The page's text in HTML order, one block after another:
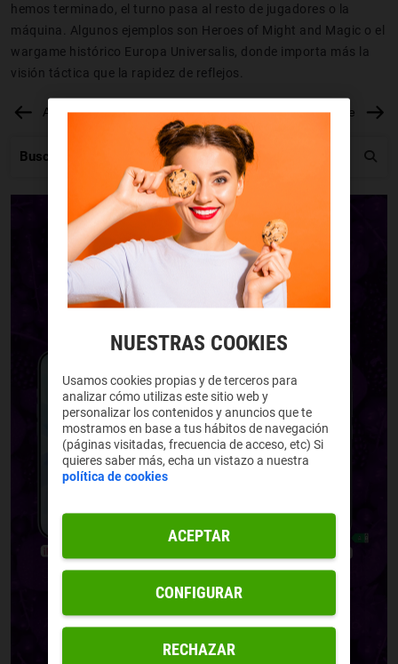
hemos terminado, el turno pasa al resto de jugadores o la
máquina. Algunos ejemplos son Heroes of Might and Magic o el
wargame histórico Europa Universalis, donde importa más la
visión táctica que la rapidez de reflejos.
Anterior Siguiente
NUESTRAS COOKIES
Usamos cookies propias y de terceros para
analizar cómo utilizas este sitio web y
personalizar los contenidos y anuncios que te
mostramos en base a tus hábitos de navegación
(páginas visitadas, frecuencia de acceso, etc) Si
quieres saber más, echa un vistazo a nuestra
política de cookies
RECHAZAR
ACEPTAR
CONFIGURAR